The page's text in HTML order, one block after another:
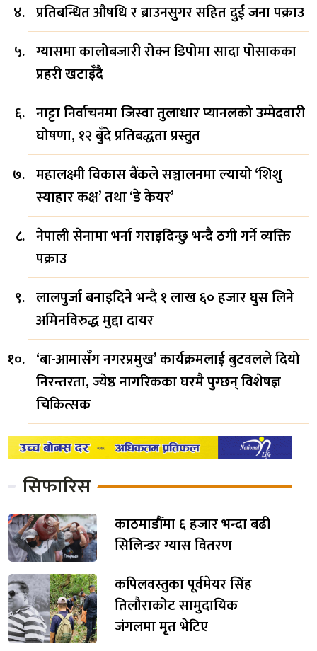
प्रतिबन्धित औषधि र ब्राउनसुगर सहित दुई जना पक्राउ
ग्यासमा कालोबजारी रोक्न डिपोमा सादा पोसाकका
प्रहरी खटाइँदै
नाट्टा निर्वाचनमा जिस्वा तुलाधार प्यानलको उम्मेदवारी
घोषणा, १२ बुँदे प्रतिबद्धता प्रस्तुत
महालक्ष्मी विकास बैंकले सञ्चालनमा ल्यायो ‘शिशु
स्याहार कक्ष’ तथा ‘डे केयर’
नेपाली सेनामा भर्ना गराइदिन्छु भन्दै ठगी गर्ने व्यक्ति
पक्राउ
लालपुर्जा बनाइदिने भन्दै १ लाख ६० हजार घुस लिने
अमिनविरुद्ध मुद्दा दायर
‘बा-आमासँग नगरप्रमुख’ कार्यक्रमलाई बुटवलले दियो
निरन्तरता, ज्येष्ठ नागरिकका घरमै पुग्छन् विशेषज्ञ
चिकित्सक
सिफारिस
काठमाडौँमा ६ हजार भन्दा बढी
सिलिन्डर ग्यास वितरण
कपिलवस्तुका पूर्वमेयर सिंह
तिलौराकोट सामुदायिक
जंगलमा मृत भेटिए